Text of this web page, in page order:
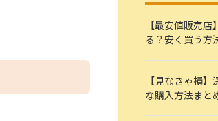
【最安値販売
る？安く買う方
【見なきゃ損
な購入方法まと